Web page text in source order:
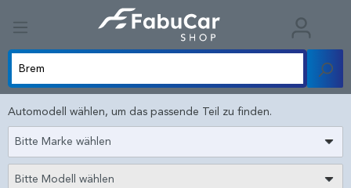
Automodell wählen, um das passende Teil zu finden.
Bitte Marke wählen
Bitte Modell wählen